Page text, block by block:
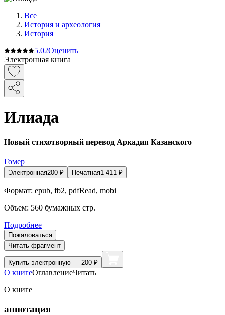
Все
История и археология
История
5.02Оценить
Электронная книга
Илиада
Новый стихотворный перевод Аркадия Казанского
Гомер
Электронная200 ₽ Печатная1 411 ₽
Формат: epub, fb2, pdfRead, mobi
Объем: 560 бумажных стр.
Подробнее
Пожаловаться
Читать фрагмент
Купить электронную — 200 ₽
О книгеОглавлениеЧитать
О книге
аннотация